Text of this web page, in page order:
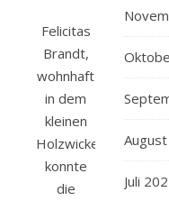
Felicitas
Brandt,
wohnhaft
in dem
kleinen
Holzwickede,
konnte
die
Juli